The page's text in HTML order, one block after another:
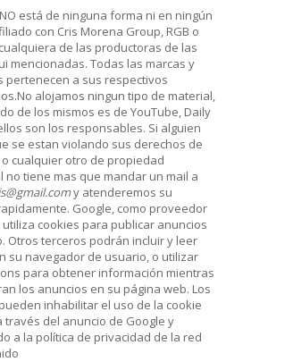
está de ninguna forma ni en ningún
con Cris Morena Group, RGB o
de las productoras de las
mencionadas. Todas las marcas y
pertenecen a sus respectivos
alojamos ningun tipo de material,
de los mismos es de YouTube, Daily
son los responsables. Si alguien
se estan violando sus derechos de
o cualquier otro de propiedad
no tiene mas que mandar un mail a
y atenderemos su
Google, como proveedor
utiliza cookies para publicar anuncios
Otros terceros podrán incluir y leer
su navegador de usuario, o utilizar
para obtener información mientras
los anuncios en su página web. Los
inhabilitar el uso de la cookie
través del anuncio de Google y
a la política de privacidad de la red